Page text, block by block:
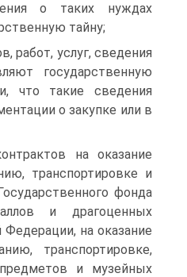
о таких нуждах
тайну;
работ, услуг, сведения
государственную
что такие сведения
о закупке или в
на оказание
транспортировке и
фонда
и драгоценных
на оказание
транспортировке,
и музейных